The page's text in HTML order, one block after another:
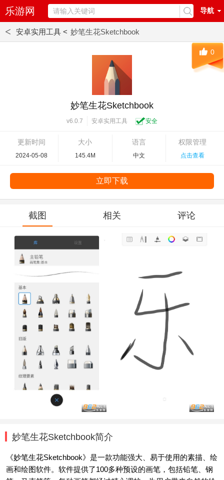
乐游网 导航
< 安卓实用工具 < 妙笔生花Sketchbook
妙笔生花Sketchbook
v6.0.7 安卓实用工具 安全
更新时间
2024-05-08
大小
145.4M
语言
中文
权限管理
点击查看
0
立即下载
截图 相关 评论
妙笔生花Sketchbook简介
《妙笔生花Sketchbook》是一款功能强大、易于使用的素描、绘
画和绘图软件。软件提供了100多种预设的画笔，包括铅笔、钢